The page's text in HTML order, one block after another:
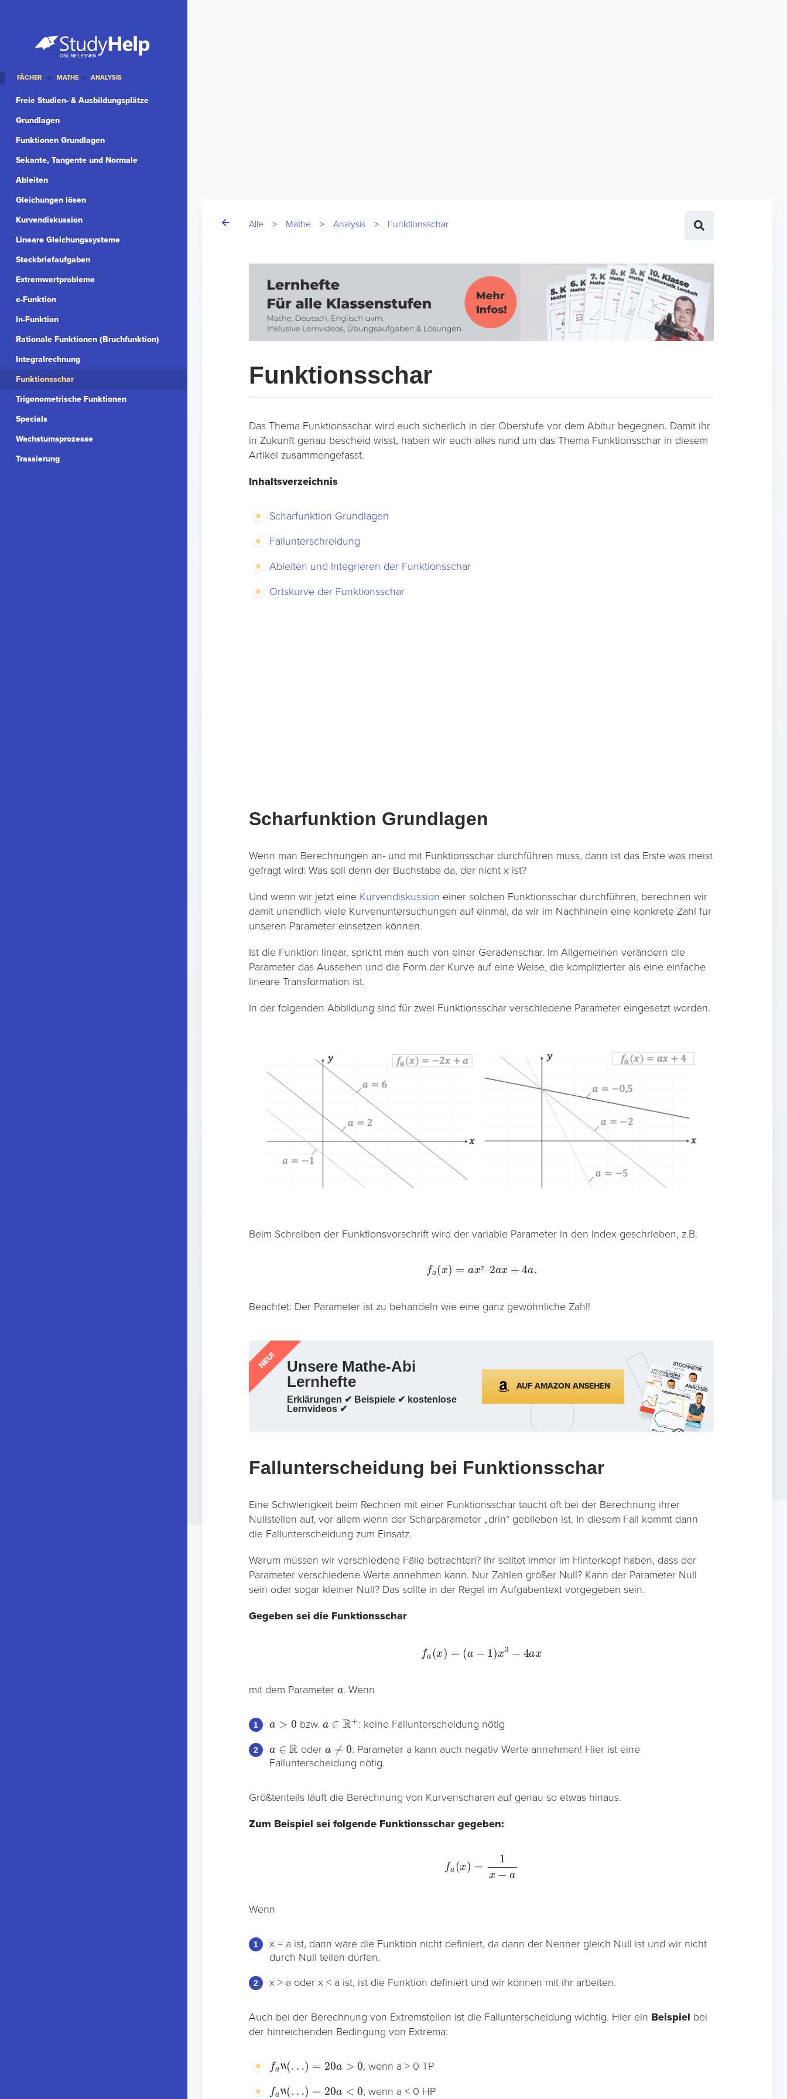
Alle Mathe Analysis Funktionsschar
Funktionsschar
Das Thema Funktionsschar wird euch sicherlich in der Oberstufe vor dem Abitur begegnen. Damit ihr
in Zukunft genau bescheid wisst, haben wir euch alles rund um das Thema Funktionsschar in diesem
Artikel zusammengefasst.
Inhaltsverzeichnis
Scharfunktion Grundlagen
Fallunterschreidung
Ableiten und Integrieren der Funktionsschar
Ortskurve der Funktionsschar
Scharfunktion Grundlagen
Wenn man Berechnungen an- und mit Funktionsschar durchführen muss, dann ist das Erste was meist
gefragt wird: Was soll denn der Buchstabe da, der nicht x ist?
Und wenn wir jetzt eine Kurvendiskussion einer solchen Funktionsschar durchführen, berechnen wir
damit unendlich viele Kurvenuntersuchungen auf einmal, da wir im Nachhinein eine konkrete Zahl für
unseren Parameter einsetzen können.
Ist die Funktion linear, spricht man auch von einer Geradenschar. Im Allgemeinen verändern die
Parameter das Aussehen und die Form der Kurve auf eine Weise, die komplizierter als eine einfache
lineare Transformation ist.
In der folgenden Abbildung sind für zwei Funktionsschar verschiedene Parameter eingesetzt worden.
Beim Schreiben der Funktionsvorschrift wird der variable Parameter in den Index geschrieben, z.B.
fa(x x²– 2ax+ 4 .
Beachtet: Der Parameter ist zu behandeln wie eine ganz gewöhnliche Zahl!
Unsere Mathe-Abi
Lernhefte
Erklärungen ✔ Beispiele ✔ kostenlose
Lernvideos ✔
AUF AMAZON ANSEHEN
NEU!
Fallunterscheidung bei Funktionsschar
Eine Schwierigkeit beim Rechnen mit einer Funktionsschar taucht oft bei der Berechnung ihrer
Nullstellen auf, vor allem wenn der Scharparameter „drin“ geblieben ist. In diesem Fall kommt dann
die Fallunterscheidung zum Einsatz.
Warum müssen wir verschiedene Fälle betrachten? Ihr solltet immer im Hinterkopf haben, dass der
Parameter verschiedene Werte annehmen kann. Nur Zahlen größer Null? Kann der Parameter Null
sein oder sogar kleiner Null? Das sollte in der Regel im Aufgabentext vorgegeben sein.
Gegeben sei die Funktionsschar
a =( x 3 4
mit dem Parameter . Wenn
> bzw. ∈R+ : keine Fallunterscheidung nötig
∈R oder 0
: Parameter a kann auch negativ Werte annehmen! Hier ist eine
Fallunterscheidung nötig.
Größtenteils läuft die Berechnung von Kurvenscharen auf genau so etwas hinaus.
Zum Beispiel sei folgende Funktionsschar gegeben:
a
Wenn
x = a ist, dann wäre die Funktion nicht definiert, da dann der Nenner gleich Null ist und wir nicht
durch Null teilen dürfen.
x > a oder x < a ist, ist die Funktion definiert und wir können mit ihr arbeiten.
Auch bei der Berechnung von Extremstellen ist die Fallunterscheidung wichtig. Hier ein Beispiel bei
der hinreichenden Bedingung von Extrema:
a … 20 >0 , wenn a > 0 TP
a … 20 <0 , wenn a < 0 HP
FÄCHER MATHE ANALYSIS
Freie Studien- & Ausbildungsplätze
Grundlagen
Funktionen Grundlagen
Sekante, Tangente und Normale
Ableiten
Gleichungen lösen
Kurvendiskussion
Lineare Gleichungssysteme
Steckbriefaufgaben
Extremwertprobleme
e-Funktion
ln-Funktion
Rationale Funktionen (Bruchfunktion)
Integralrechnung
Funktionsschar
Trigonometrische Funktionen
Specials
Wachstumsprozesse
Trassierung